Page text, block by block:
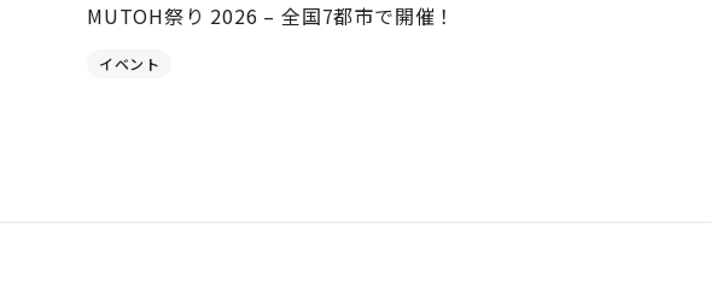
MUTOH祭り 2026 – 全国7都市で開催！
イベント